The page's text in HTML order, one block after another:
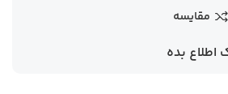
مقایسه
اطلاع بده